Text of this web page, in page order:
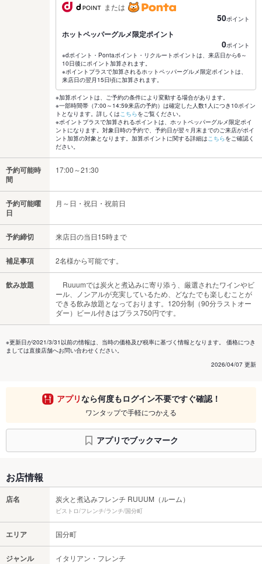
または
50ポイント
ホットペッパーグルメ限定ポイント
0ポイント
※dポイント・Pontaポイント・リクルートポイントは、来店日から6～
10日後にポイント加算されます。
※ポイントプラスで加算されるホットペッパーグルメ限定ポイントは、
来店日の翌月15日頃に加算されます。
※加算ポイントは、ご予約の条件により変動する場合があります。
※一部時間帯（7:00～14:59来店の予約）は確定した人数1人につき10ポイン
トとなります。詳しくはこちらをご覧ください。
※ポイントプラスで加算されるポイントは、ホットペッパーグルメ限定ポイ
ントになります。対象日時の予約で、予約日が翌々月末までのご来店がポイ
ント加算の対象となります。加算ポイントに関する詳細はこちらをご確認く
ださい。
予約可能時
間
17:00～21:30
予約可能曜
日
月～日・祝日・祝前日
予約締切 来店日の当日15時まで
補足事項 2名様から可能です。
飲み放題
Ruuumでは炭火と煮込みに寄り添う、厳選されたワインやビ
ール、ノンアルが充実しているため、どなたでも楽しむことが
できる飲み放題となっております。120分制（90分ラストオー
ダー）ビール付きはプラス750円です。
※更新日が2021/3/31以前の情報は、当時の価格及び税率に基づく情報となります。 価格につき
ましては直接店舗へお問い合わせください。
2026/04/07 更新
アプリなら何度もログイン不要ですぐ確認！
ワンタップで手軽につかえる
アプリでブックマーク
お店情報
店名 炭火と煮込みフレンチ RUUUM（ルーム）
ビストロ/フレンチ/ランチ/国分町
エリア 国分町
ジャンル イタリアン・フレンチ